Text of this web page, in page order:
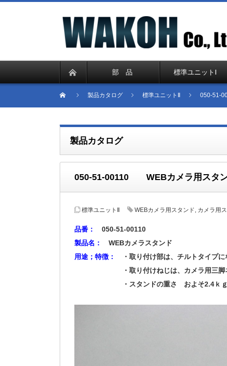
部 品 標準ユニットⅠ
製品カタログ 標準ユニットⅡ 050-51-
製品カタログ
050-51-00110 WEBカメラ用スタ
標準ユニットⅡ WEBカメラ用スタンド, カメラ用
品番：
050-51-00110
製品名：
WEBカメラスタンド
用途；特徴：
・取り付け部は、チルトタイプに
・取り付けねじは、カメラ用三脚
・スタンドの重さ およそ2.4ｋｇ